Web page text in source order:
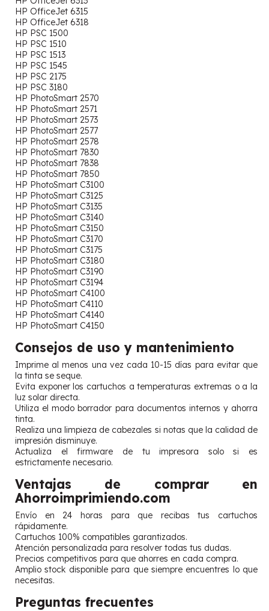
HP OfficeJet 6315
HP OfficeJet 6318
HP PSC 1500
HP PSC 1510
HP PSC 1513
HP PSC 1545
HP PSC 2175
HP PSC 3180
HP PhotoSmart 2570
HP PhotoSmart 2571
HP PhotoSmart 2573
HP PhotoSmart 2577
HP PhotoSmart 2578
HP PhotoSmart 7830
HP PhotoSmart 7838
HP PhotoSmart 7850
HP PhotoSmart C3100
HP PhotoSmart C3125
HP PhotoSmart C3135
HP PhotoSmart C3140
HP PhotoSmart C3150
HP PhotoSmart C3170
HP PhotoSmart C3175
HP PhotoSmart C3180
HP PhotoSmart C3190
HP PhotoSmart C3194
HP PhotoSmart C4100
HP PhotoSmart C4110
HP PhotoSmart C4140
HP PhotoSmart C4150
Consejos de uso y mantenimiento
Imprime al menos una vez cada 10-15 días para evitar que
la tinta se seque.
Evita exponer los cartuchos a temperaturas extremas o a la
luz solar directa.
Utiliza el modo borrador para documentos internos y ahorra
tinta.
Realiza una limpieza de cabezales si notas que la calidad de
impresión disminuye.
Actualiza el firmware de tu impresora solo si es
estrictamente necesario.
Ventajas de comprar en
Ahorroimprimiendo.com
Envío en 24 horas para que recibas tus cartuchos
rápidamente.
Cartuchos 100% compatibles garantizados.
Atención personalizada para resolver todas tus dudas.
Precios competitivos para que ahorres en cada compra.
Amplio stock disponible para que siempre encuentres lo que
necesitas.
Preguntas frecuentes